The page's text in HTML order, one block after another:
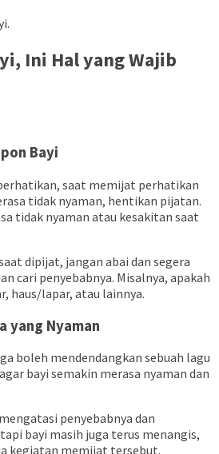
Ini Hal yang Wajib
Bayi
saat memijat perhatikan
tidak nyaman, hentikan pijatan.
tidak nyaman atau kesakitan saat
dipijat, jangan abai dan segera
cari penyebabnya. Misalnya, apakah
haus/lapar, atau lainnya.
yang Nyaman
boleh mendendangkan sebuah lagu
bayi semakin merasa nyaman dan
penyebabnya dan
bayi masih juga terus menangis,
kegiatan memijat tersebut.